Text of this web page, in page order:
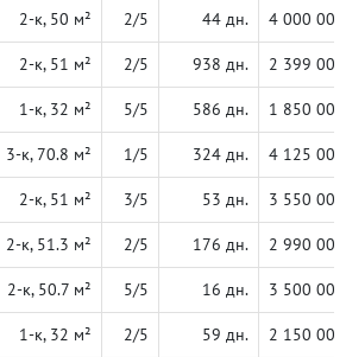
2-к, 50 м² 2/5 44 дн. 4 000 000
2-к, 51 м² 2/5 938 дн. 2 399 000
1-к, 32 м² 5/5 586 дн. 1 850 000
3-к, 70.8 м² 1/5 324 дн. 4 125 000
2-к, 51 м² 3/5 53 дн. 3 550 000
2-к, 51.3 м² 2/5 176 дн. 2 990 000
2-к, 50.7 м² 5/5 16 дн. 3 500 000
1-к, 32 м² 2/5 59 дн. 2 150 000